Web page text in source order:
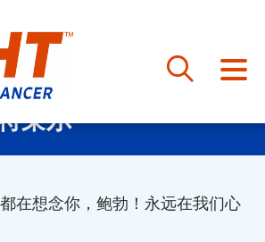
莱尔
在想念你，鲍勃！永远在我们心